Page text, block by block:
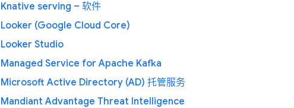
Knative serving – 软件
Looker (Google Cloud Core)
Looker Studio
Managed Service for Apache Kafka
Microsoft Active Directory (AD) 托管服务
Mandiant Advantage Threat Intelligence